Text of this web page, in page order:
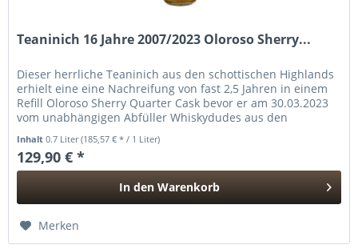
Teaninich 16 Jahre 2007/2023 Oloroso Sherry...
Dieser herrliche Teaninich aus den schottischen Highlands
erhielt eine eine Nachreifung von fast 2,5 Jahren in einem
Refill Oloroso Sherry Quarter Cask bevor er am 30.03.2023
vom unabhängigen Abfüller Whiskydudes aus den
Inhalt0.7 Liter(185,57 € * / 1 Liter)
129,90 € *
In den Warenkorb
Merken